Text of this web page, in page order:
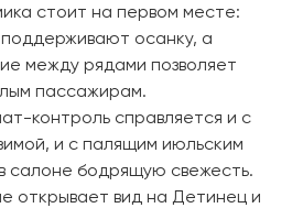
стоит на первом месте:
осанку, а
между рядами позволяет
пассажирам.
контроль справляется и с
и с палящим июльским
салоне бодрящую свежесть.
открывает вид на Детинец и